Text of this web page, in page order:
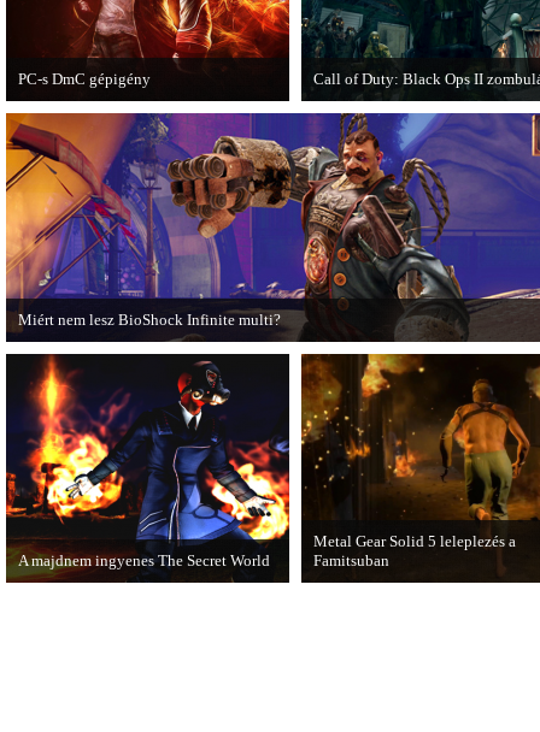
PC-s DmC gépigény
Napvilágra került a DmC PC-s
változatának gépigénye, ezzel együtt a
megjelenési dátumot is bejelentette a
kiadó.
Call of Duty: Black Ops II
Egy DLC formájában jelent meg
of Duty: Black Ops II Nuketown
Zombies.
Miért nem lesz BioShock Infinite multi?
A BioShock Infinite fejlesztői hosszasan indokolják, hogy miért nem érdemes
multiplayer móddal felruházni a játékot.
A majdnem ingyenes The Secret World
Metal Gear Solid 5 leleplezés a
Famitsuban